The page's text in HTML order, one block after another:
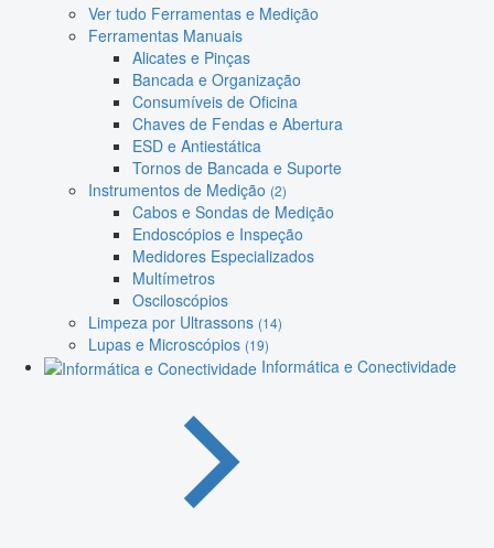
Ver tudo Ferramentas e Medição
Ferramentas Manuais
Alicates e Pinças
Bancada e Organização
Consumíveis de Oficina
Chaves de Fendas e Abertura
ESD e Antiestática
Tornos de Bancada e Suporte
Instrumentos de Medição (2)
Cabos e Sondas de Medição
Endoscópios e Inspeção
Medidores Especializados
Multímetros
Osciloscópios
Limpeza por Ultrassons (14)
Lupas e Microscópios (19)
Informática e Conectividade